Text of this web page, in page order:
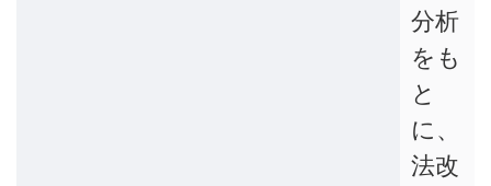
分析
をも
と
に、
法改